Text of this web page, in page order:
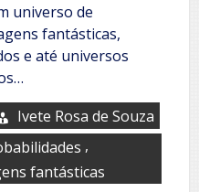
universo de
fantásticas,
e até universos
Ivete Rosa de Souza
,
fantásticas